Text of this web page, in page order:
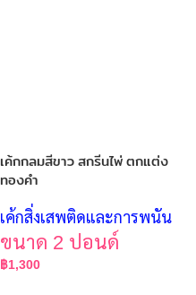
เค้กกลมสีขาว สกรีนไพ่ ตกแต่ง
ทองคำ
เค้กสิ่งเสพติดและการพนัน
ขนาด 2 ปอนด์
฿1,300